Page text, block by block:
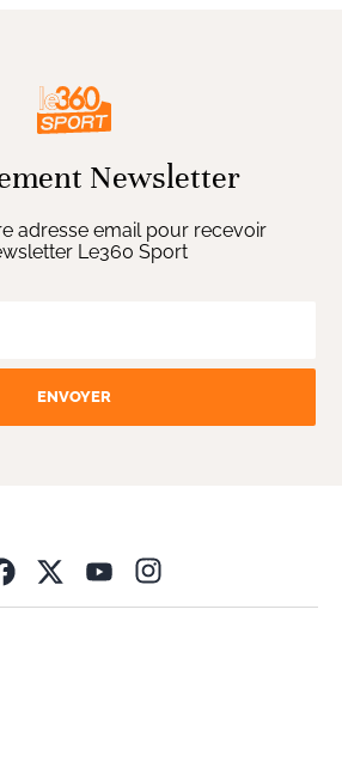
Newsletter
adresse email pour recevoir
Le360 Sport
ENVOYER